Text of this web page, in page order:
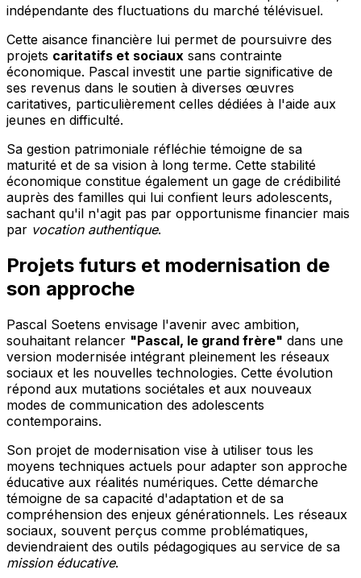
indépendante des fluctuations du marché télévisuel.
Cette aisance financière lui permet de poursuivre des
projets caritatifs et sociaux sans contrainte
économique. Pascal investit une partie significative de
ses revenus dans le soutien à diverses œuvres
caritatives, particulièrement celles dédiées à l'aide aux
jeunes en difficulté.
Sa gestion patrimoniale réfléchie témoigne de sa
maturité et de sa vision à long terme. Cette stabilité
économique constitue également un gage de crédibilité
auprès des familles qui lui confient leurs adolescents,
sachant qu'il n'agit pas par opportunisme financier mais
par vocation authentique.
Projets futurs et modernisation de
son approche
Pascal Soetens envisage l'avenir avec ambition,
souhaitant relancer "Pascal, le grand frère" dans une
version modernisée intégrant pleinement les réseaux
sociaux et les nouvelles technologies. Cette évolution
répond aux mutations sociétales et aux nouveaux
modes de communication des adolescents
contemporains.
Son projet de modernisation vise à utiliser tous les
moyens techniques actuels pour adapter son approche
éducative aux réalités numériques. Cette démarche
témoigne de sa capacité d'adaptation et de sa
compréhension des enjeux générationnels. Les réseaux
sociaux, souvent perçus comme problématiques,
deviendraient des outils pédagogiques au service de sa
mission éducative.